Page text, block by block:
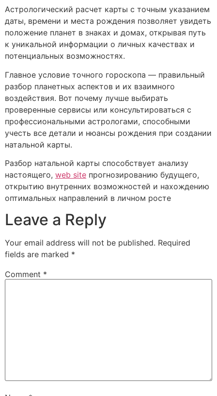
Астрологический расчет карты с точным указанием
даты, времени и места рождения позволяет увидеть
положение планет в знаках и домах, открывая путь
к уникальной информации о личных качествах и
потенциальных возможностях.
Главное условие точного гороскопа — правильный
разбор планетных аспектов и их взаимного
воздействия. Вот почему лучше выбирать
проверенные сервисы или консультироваться с
профессиональными астрологами, способными
учесть все детали и нюансы рождения при создании
натальной карты.
Разбор натальной карты способствует анализу
настоящего, web site прогнозированию будущего,
открытию внутренних возможностей и нахождению
оптимальных направлений в личном росте
Leave a Reply
Your email address will not be published. Required
fields are marked *
Comment *